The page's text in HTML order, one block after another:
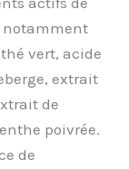
notamment
vert, acide
extrait
de
poivrée.
de